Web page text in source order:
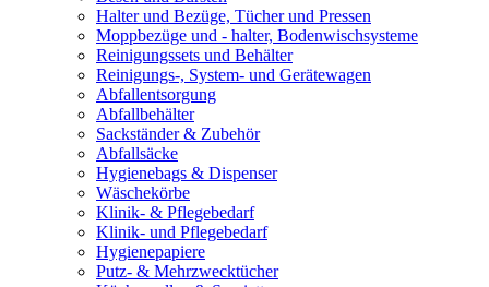
Halter und Bezüge, Tücher und Pressen
Moppbezüge und - halter, Bodenwischsysteme
Reinigungssets und Behälter
Reinigungs-, System- und Gerätewagen
Abfallentsorgung
Abfallbehälter
Sackständer & Zubehör
Abfallsäcke
Hygienebags & Dispenser
Wäschekörbe
Klinik- & Pflegebedarf
Klinik- und Pflegebedarf
Hygienepapiere
Putz- & Mehrzwecktücher